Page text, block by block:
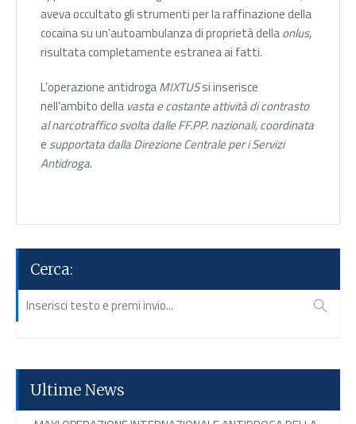
Cerca:
Ultime News
aveva occultato gli strumenti per la raffinazione della
cocaina su un’autoambulanza di proprietà dellaonlus,
risultata completamente estranea ai fatti.
L’operazione antidrogaMIXTUSsi inserisce
nell’ambito della vasta e costante attività di contrasto
al narcotraffico svolta dalle FF.PP. nazionali, coordinata
e supportata dalla Direzione Centrale per i Servizi
Antidroga.